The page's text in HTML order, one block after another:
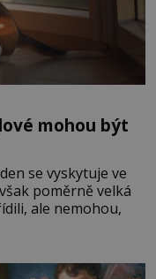
mohou být
se vyskytuje ve
poměrně velká
ale nemohou,